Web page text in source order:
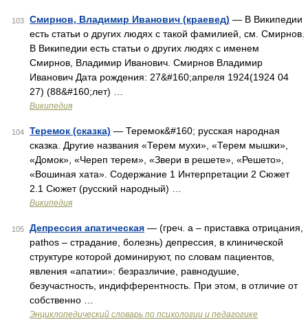
103 Смирнов, Владимир Иванович (краевед) — В Википедии
есть статьи о других людях с такой фамилией, см. Смирнов.
В Википедии есть статьи о других людях с именем
Смирнов, Владимир Иванович. Смирнов Владимир
Иванович Дата рождения: 27&#160;апреля 1924(1924 04
27) (88&#160;лет) …
Википедия
104 Теремок (сказка) — Теремок&#160; русская народная
сказка. Другие названия «Терем мухи», «Терем мышки»,
«Домок», «Череп терем», «Звери в решете», «Решето»,
«Вошиная хата». Содержание 1 Интерпретации 2 Сюжет
2.1 Сюжет (русский народный) …
Википедия
105 Депрессия апатическая — (греч. а – приставка отрицания,
pathos – страдание, болезнь) депрессия, в клинической
структуре которой доминируют, по словам пациентов,
явления «апатии»: безразличие, равнодушие,
безучастность, индифферентность. При этом, в отличие от
собственно …
Энциклопедический словарь по психологии и педагогике